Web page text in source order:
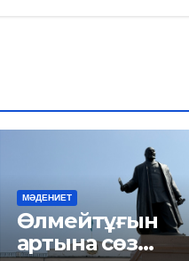
МӘДЕНИЕТ
Өлмейтұғын
артына сөз